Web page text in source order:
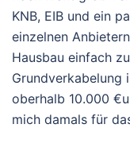
KNB, EIB und ein
einzelnen
Hausbau einfach
Grundverkabelung
oberhalb 10.000
mich damals für